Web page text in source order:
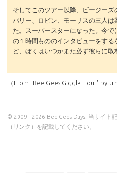
そしてこのツアー以降、ビージーズ
バリー、ロビン、モーリスの三人は
た。スーパースターになった。今
の１時間もののインタビューをする
ど、ぼくはいつかまた必ず彼らに取
（From "Bee Gees Giggle Hour" by
© 2009 - 2026 Bee Gees Days. 当サイト
（リンク）を記載してください。